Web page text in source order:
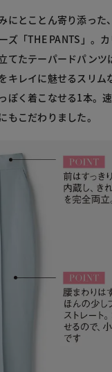
にとことん寄り添っ
ズ「THE PANTS」。
てたテーパードパン
キレイに魅せるスリム
ぽく着こなせる1本。
もこだわりました。